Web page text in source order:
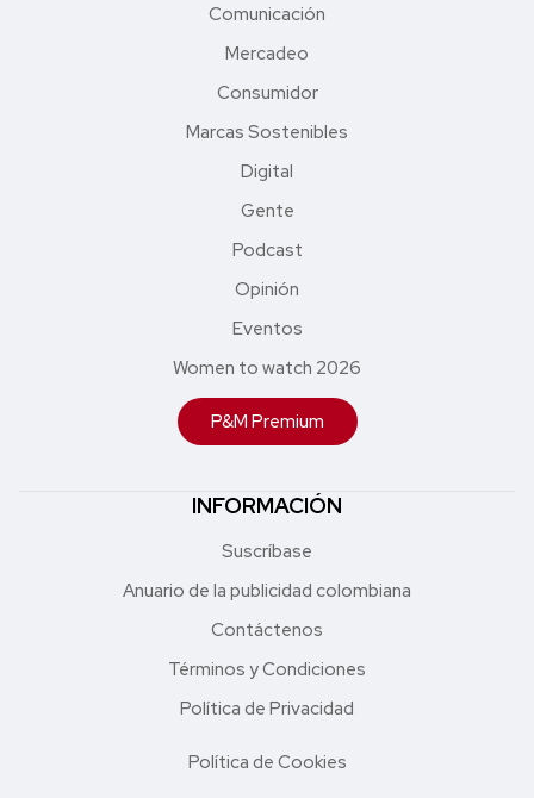
Comunicación
Mercadeo
Consumidor
Marcas Sostenibles
Digital
Gente
Podcast
Opinión
Eventos
Women to watch 2026
P&M Premium
INFORMACIÓN
Suscríbase
Anuario de la publicidad colombiana
Contáctenos
Términos y Condiciones
Política de Privacidad
Política de Cookies